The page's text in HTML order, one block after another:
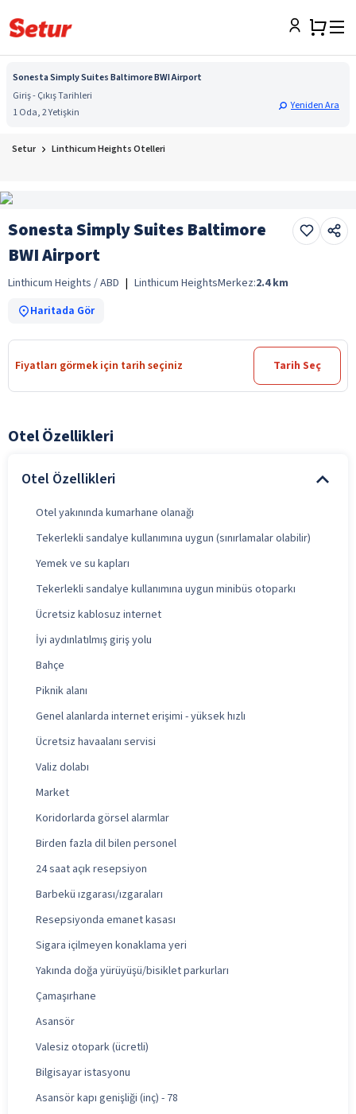
Sonesta Simply Suites Baltimore BWI Airport
Giriş - Çıkış Tarihleri
1 Oda, 2 Yetişkin
Yeniden Ara
Setur Linthicum Heights Otelleri
Sonesta Simply Suites Baltimore
BWI Airport
Linthicum Heights / ABD | Linthicum HeightsMerkez:2.4 km
Haritada Gör
Fiyatları görmek için tarih seçiniz Tarih Seç
Otel Özellikleri
Otel Özellikleri
Otel yakınında kumarhane olanağı
Tekerlekli sandalye kullanımına uygun (sınırlamalar olabilir)
Yemek ve su kapları
Tekerlekli sandalye kullanımına uygun minibüs otoparkı
Ücretsiz kablosuz internet
İyi aydınlatılmış giriş yolu
Bahçe
Piknik alanı
Genel alanlarda internet erişimi - yüksek hızlı
Ücretsiz havaalanı servisi
Valiz dolabı
Market
Koridorlarda görsel alarmlar
Birden fazla dil bilen personel
24 saat açık resepsiyon
Barbekü ızgarası/ızgaraları
Resepsiyonda emanet kasası
Sigara içilmeyen konaklama yeri
Yakında doğa yürüyüşü/bisiklet parkurları
Çamaşırhane
Asansör
Valesiz otopark (ücretli)
Bilgisayar istasyonu
Asansör kapı genişliği (inç) - 78